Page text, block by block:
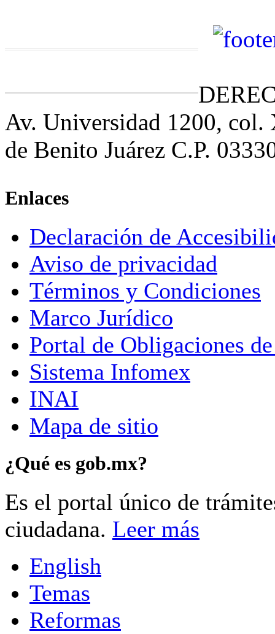
Av. Universidad 1200,
de Benito Juárez C.P.
Enlaces
Declaración de
Aviso de privacidad
Términos y Condiciones
Marco Jurídico
Portal de Obligaciones
Sistema Infomex
INAI
Mapa de sitio
¿Qué es gob.mx?
Es el portal único de
ciudadana. Leer más
English
Temas
Reformas